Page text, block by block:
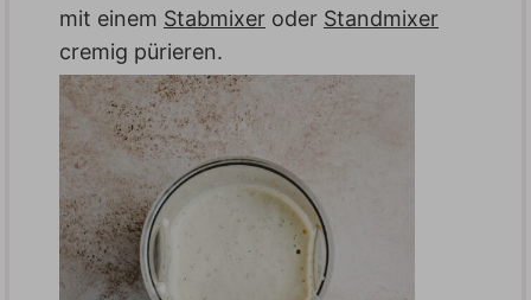
mit einem Stabmixer oder Standmixer
cremig pürieren.